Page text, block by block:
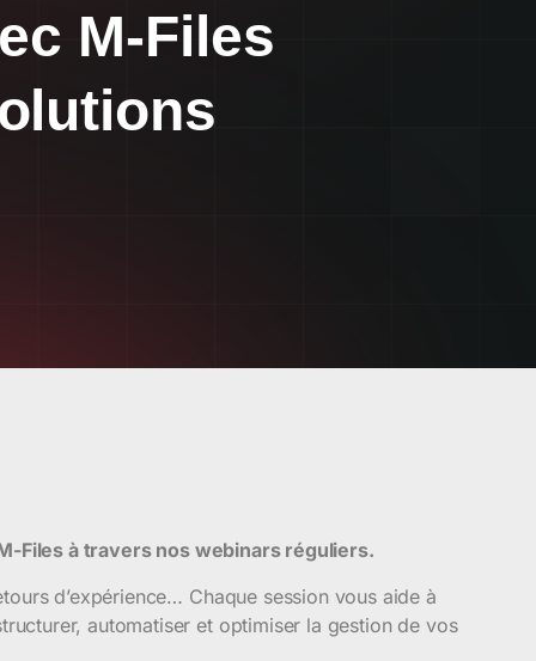
M-Files
Files à travers nos webinars réguliers.
d’expérience… Chaque session vous aide à
automatiser et optimiser la gestion de vos